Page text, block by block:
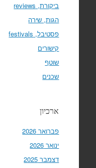
ביקורת, reviews
הגות, שירה
פסטיבל, festivals
קישורים
שוטף
שכנים
ארכיון
פברואר 2026
ינואר 2026
דצמבר 2025